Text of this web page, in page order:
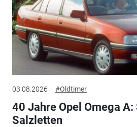
03.08.2026 #Oldtimer
40 Jahre Opel Omega
Salzletten